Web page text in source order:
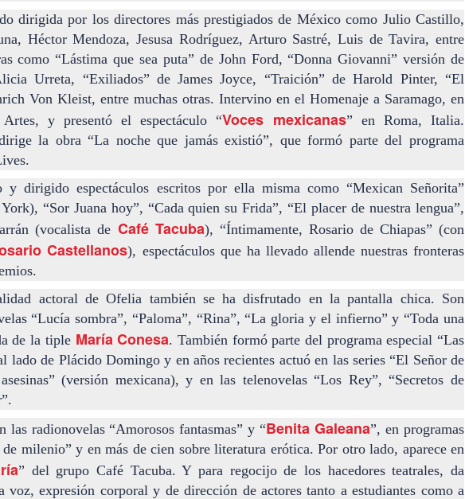
dirigida por los directores más prestigiados de México como Julio Castillo,
Héctor Mendoza, Jesusa Rodríguez, Arturo Sastré, Luis de Tavira, entre
como “Lástima que sea puta” de John Ford, “Donna Giovanni” versión de
Urreta, “Exiliados” de James Joyce, “Traición” de Harold Pinter, “El
Von Kleist, entre muchas otras. Intervino en el Homenaje a Saramago, en
y presentó el espectáculo “Voces mexicanas” en Roma, Italia.
la obra “La noche que jamás existió”, que formó parte del programa
y dirigido espectáculos escritos por ella misma como “Mexican Señorita”
“Sor Juana hoy”, “Cada quien su Frida”, “El placer de nuestra lengua”,
(vocalista de Café Tacuba), “Íntimamente, Rosario de Chiapas” (con
Castellanos), espectáculos que ha llevado allende nuestras fronteras
actoral de Ofelia también se ha disfrutado en la pantalla chica. Son
“Lucía sombra”, “Paloma”, “Rina”, “La gloria y el infierno” y “Toda una
de la tiple María Conesa. También formó parte del programa especial “Las
lado de Plácido Domingo y en años recientes actuó en las series “El Señor de
(versión mexicana), y en las telenovelas “Los Rey”, “Secretos de
las radionovelas “Amorosos fantasmas” y “Benita Galeana”, en programas
milenio” y en más de cien sobre literatura erótica. Por otro lado, aparece en
” del grupo Café Tacuba. Y para regocijo de los hacedores teatrales, da
voz, expresión corporal y de dirección de actores tanto a estudiantes como a
en el Centro Cultural La Escalera
en los Tacones)
Solidaridad con Pueblos Mayas en riesgo de
hambruna
con Pueblos Mayas en riesgo de hambruna.
al Estado mexicano para urgir:
de un Plan de Emergencia Alimentaria hacia
originarios.
del Comité Internacional de la Cruz Roja.
Frida Kahlo Viva la Vida - São Paulo
25 de Julho até dia 2 de agosto
/ gratuito
Mortos em uma festa vibrante, repleta da poesia e da
mexicana. Enquanto prepara um jantar para convidados
e mortos — a artista revisita sua trajetória, trazendo à cena
marcantes, memórias, paixões e feridas que moldaram
e sua arte.